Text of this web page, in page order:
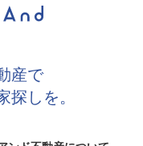
産で
しを。